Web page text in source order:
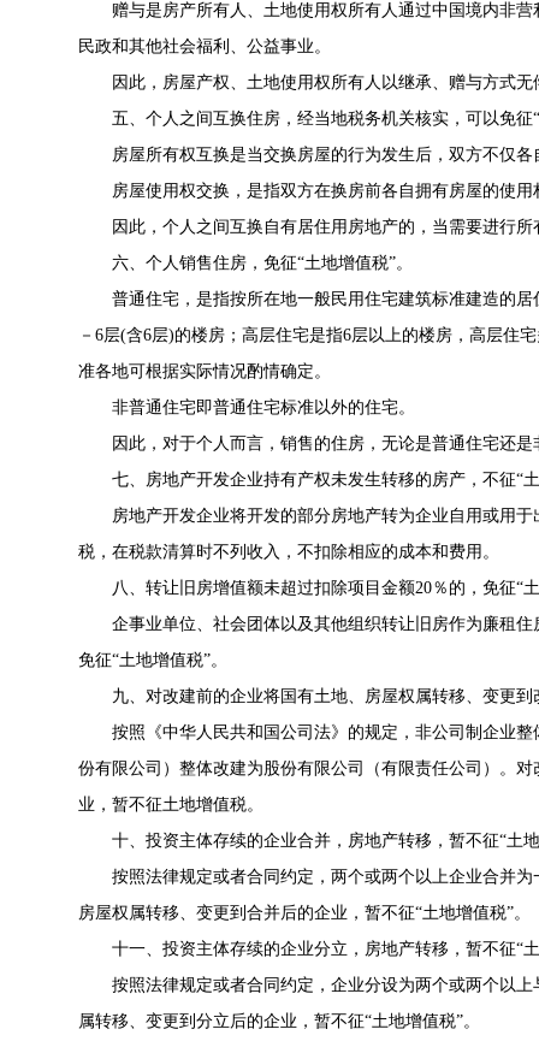
赠与是房产所有人、土地使用权所有人通过中国境内非营
民政和其他社会福利、公益事业。
因此，房屋产权、土地使用权所有人以继承、赠与方式无
五、个人之间互换住房，经当地税务机关核实，可以免征
房屋所有权互换是当交换房屋的行为发生后，双方不仅各
房屋使用权交换，是指双方在换房前各自拥有房屋的使用
因此，个人之间互换自有居住用房地产的，当需要进行所
六、个人销售住房，免征“土地增值税”。
普通住宅，是指按所在地一般民用住宅建筑标准建造的居
－6层(含6层)的楼房；高层住宅是指6层以上的楼房，高层住
准各地可根据实际情况酌情确定。
非普通住宅即普通住宅标准以外的住宅。
因此，对于个人而言，销售的住房，无论是普通住宅还是
七、房地产开发企业持有产权未发生转移的房产，不征“
房地产开发企业将开发的部分房地产转为企业自用或用于
税，在税款清算时不列收入，不扣除相应的成本和费用。
八、转让旧房增值额未超过扣除项目金额20％的，免征“
企事业单位、社会团体以及其他组织转让旧房作为廉租住
免征“土地增值税”。
九、对改建前的企业将国有土地、房屋权属转移、变更到
按照《中华人民共和国公司法》的规定，非公司制企业
份有限公司）整体改建为股份有限公司（有限责任公司）。
业，暂不征土地增值税。
十、投资主体存续的企业合并，房地产转移，暂不征“土
按照法律规定或者合同约定，两个或两个以上企业合并为
房屋权属转移、变更到合并后的企业，暂不征“土地增值税”。
十一、投资主体存续的企业分立，房地产转移，暂不征“
按照法律规定或者合同约定，企业分设为两个或两个以上
属转移、变更到分立后的企业，暂不征“土地增值税”。